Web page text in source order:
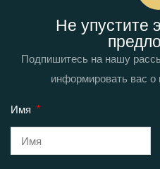
Не упустите
Подпишитесь на нашу
информировать вас
Имя